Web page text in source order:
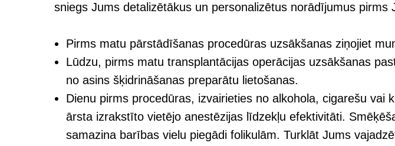
sniegs Jums detalizētākus un personalizētus norādījumus pirms
Pirms matu pārstādīšanas procedūras uzsākšanas ziņojiet
Lūdzu, pirms matu transplantācijas operācijas uzsākšanas
no asins šķidrināšanas preparātu lietošanas.
Dienu pirms procedūras, izvairieties no alkohola, cigarešu
ārsta izrakstīto vietējo anestēzijas līdzekļu efektivitāti.
samazina barības vielu piegādi folikulām. Turklāt Jums